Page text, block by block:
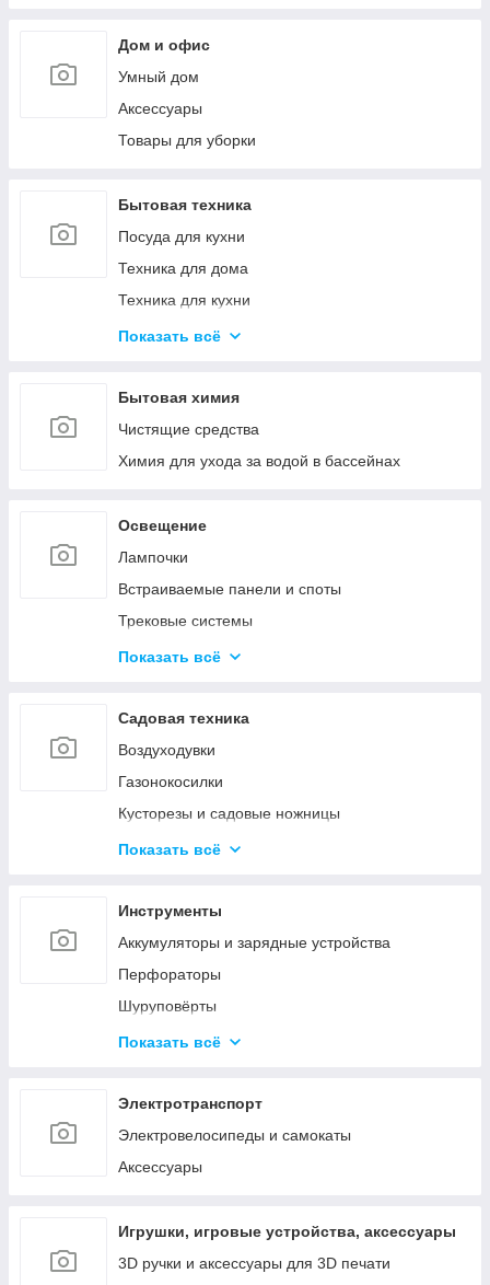
Бумажная продукция
Папки для хранения и сортировки документов
Степлеры и Дыроколы
Канцелярские ножи и ножницы
Товары для творчества
Дом и офис
Умный дом
Аксессуары
Товары для уборки
Бытовая техника
Посуда для кухни
Техника для дома
Техника для кухни
Красота и здоровье
Кулеры для воды
Проточные водонагреватели
Показать всё
Бытовая химия
Чистящие средства
Химия для ухода за водой в бассейнах
Освещение
Лампочки
Встраиваемые панели и споты
Трековые системы
Светодиодные линейные светильники
Настольные лампы
Наружное и промышленное освещение
Светодиодные фонарики
Светодиодные ленты
Умное освещение
Показать всё
Садовая техника
Воздуходувки
Газонокосилки
Кусторезы и садовые ножницы
Пилы цепные
Очистители высокого давления
Триммеры и электрокосы
Акссесуары
Показать всё
Инструменты
Аккумуляторы и зарядные устройства
Перфораторы
Шуруповёрты
Шлифовальные машины
Наборы инструментов
Сетевые инструменты
Контрольно - измерительные приборы
Показать всё
Электротранспорт
Электровелосипеды и самокаты
Аксессуары
Игрушки, игровые устройства, аксессуары
3D ручки и аксессуары для 3D печати